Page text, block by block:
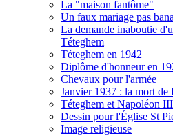
La "maison fantôme"
Un faux mariage pas
La demande inaboutie
Téteghem
Téteghem en 1942
Diplôme d'honneur en
Chevaux pour l'armée
Janvier 1937 : la mort de
Téteghem et Napoléon
Dessin pour l'Église St
Image religieuse